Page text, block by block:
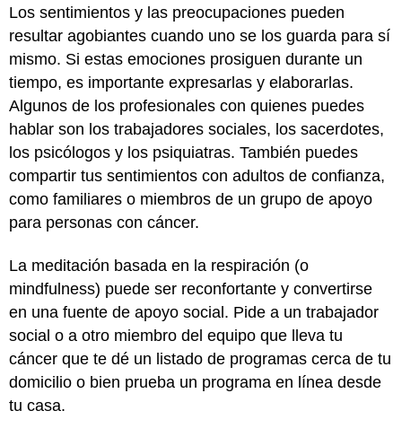
Los sentimientos y las preocupaciones pueden
resultar agobiantes cuando uno se los guarda para sí
mismo. Si estas emociones prosiguen durante un
tiempo, es importante expresarlas y elaborarlas.
Algunos de los profesionales con quienes puedes
hablar son los trabajadores sociales, los sacerdotes,
los psicólogos y los psiquiatras. También puedes
compartir tus sentimientos con adultos de confianza,
como familiares o miembros de un grupo de apoyo
para personas con cáncer.
La meditación basada en la respiración (o
mindfulness) puede ser reconfortante y convertirse
en una fuente de apoyo social. Pide a un trabajador
social o a otro miembro del equipo que lleva tu
cáncer que te dé un listado de programas cerca de tu
domicilio o bien prueba un programa en línea desde
tu casa.